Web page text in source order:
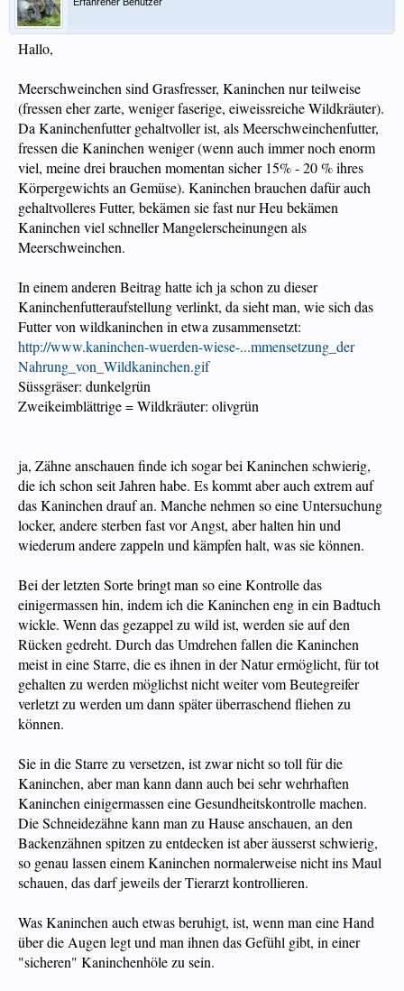
Hallo,
Meerschweinchen sind Grasfresser, Kaninchen nur teilweise
(fressen eher zarte, weniger faserige, eiweissreiche Wildkräuter).
Da Kaninchenfutter gehaltvoller ist, als Meerschweinchenfutter,
fressen die Kaninchen weniger (wenn auch immer noch enorm
viel, meine drei brauchen momentan sicher 15% - 20 % ihres
Körpergewichts an Gemüse). Kaninchen brauchen dafür auch
gehaltvolleres Futter, bekämen sie fast nur Heu bekämen
Kaninchen viel schneller Mangelerscheinungen als
Meerschweinchen.
In einem anderen Beitrag hatte ich ja schon zu dieser
Kaninchenfutteraufstellung verlinkt, da sieht man, wie sich das
Futter von wildkaninchen in etwa zusammensetzt:
http://www.kaninchen-wuerden-wiese-...mmensetzung_der
Nahrung_von_Wildkaninchen.gif
Süssgräser: dunkelgrün
Zweikeimblättrige = Wildkräuter: olivgrün
ja, Zähne anschauen finde ich sogar bei Kaninchen schwierig,
die ich schon seit Jahren habe. Es kommt aber auch extrem auf
das Kaninchen drauf an. Manche nehmen so eine Untersuchung
locker, andere sterben fast vor Angst, aber halten hin und
wiederum andere zappeln und kämpfen halt, was sie können.
Bei der letzten Sorte bringt man so eine Kontrolle das
einigermassen hin, indem ich die Kaninchen eng in ein Badtuch
wickle. Wenn das gezappel zu wild ist, werden sie auf den
Rücken gedreht. Durch das Umdrehen fallen die Kaninchen
meist in eine Starre, die es ihnen in der Natur ermöglicht, für tot
gehalten zu werden möglichst nicht weiter vom Beutegreifer
verletzt zu werden um dann später überraschend fliehen zu
können.
Sie in die Starre zu versetzen, ist zwar nicht so toll für die
Kaninchen, aber man kann dann auch bei sehr wehrhaften
Kaninchen einigermassen eine Gesundheitskontrolle machen.
Die Schneidezähne kann man zu Hause anschauen, an den
Backenzähnen spitzen zu entdecken ist aber äusserst schwierig,
so genau lassen einem Kaninchen normalerweise nicht ins Maul
schauen, das darf jeweils der Tierarzt kontrollieren.
Was Kaninchen auch etwas beruhigt, ist, wenn man eine Hand
über die Augen legt und man ihnen das Gefühl gibt, in einer
"sicheren" Kaninchenhöle zu sein.